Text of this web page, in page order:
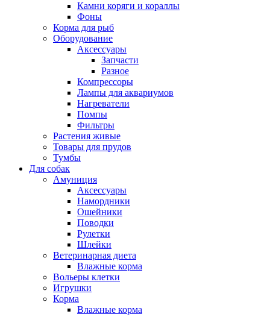
Камни коряги и кораллы
Фоны
Корма для рыб
Оборудование
Аксессуары
Запчасти
Разное
Компрессоры
Лампы для аквариумов
Нагреватели
Помпы
Фильтры
Растения живые
Товары для прудов
Тумбы
Для собак
Амуниция
Аксессуары
Намордники
Ошейники
Поводки
Рулетки
Шлейки
Ветеринарная диета
Влажные корма
Вольеры клетки
Игрушки
Корма
Влажные корма